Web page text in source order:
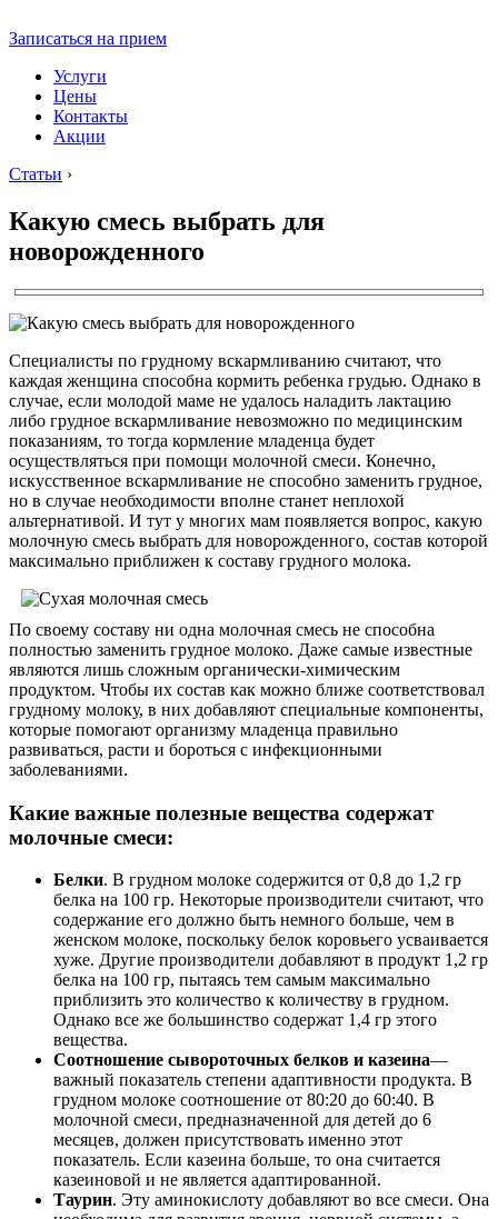
Записаться на прием
Услуги
Цены
Контакты
Акции
Статьи ›
Какую смесь выбрать для
новорожденного
Специалисты по грудному вскармливанию считают, что
каждая женщина способна кормить ребенка грудью. Однако в
случае, если молодой маме не удалось наладить лактацию
либо грудное вскармливание невозможно по медицинским
показаниям, то тогда кормление младенца будет
осуществляться при помощи молочной смеси. Конечно,
искусственное вскармливание не способно заменить грудное,
но в случае необходимости вполне станет неплохой
альтернативой. И тут у многих мам появляется вопрос, какую
молочную смесь выбрать для новорожденного, состав которой
максимально приближен к составу грудного молока.
По своему составу ни одна молочная смесь не способна
полностью заменить грудное молоко. Даже самые известные
являются лишь сложным органически-химическим
продуктом. Чтобы их состав как можно ближе соответствовал
грудному молоку, в них добавляют специальные компоненты,
которые помогают организму младенца правильно
развиваться, расти и бороться с инфекционными
заболеваниями.
Какие важные полезные вещества содержат
молочные смеси:
Белки. В грудном молоке содержится от 0,8 до 1,2 гр
белка на 100 гр. Некоторые производители считают, что
содержание его должно быть немного больше, чем в
женском молоке, поскольку белок коровьего усваивается
хуже. Другие производители добавляют в продукт 1,2 гр
белка на 100 гр, пытаясь тем самым максимально
приблизить это количество к количеству в грудном.
Однако все же большинство содержат 1,4 гр этого
вещества.
Соотношение сывороточных белков и казеина—
важный показатель степени адаптивности продукта. В
грудном молоке соотношение от 80:20 до 60:40. В
молочной смеси, предназначенной для детей до 6
месяцев, должен присутствовать именно этот
показатель. Если казеина больше, то она считается
казеиновой и не является адаптированной.
Таурин. Эту аминокислоту добавляют во все смеси. Она